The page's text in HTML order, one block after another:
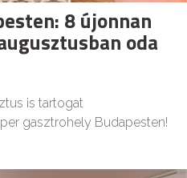
8 újonnan
oda
is tartogat
gasztrohely Budapesten!